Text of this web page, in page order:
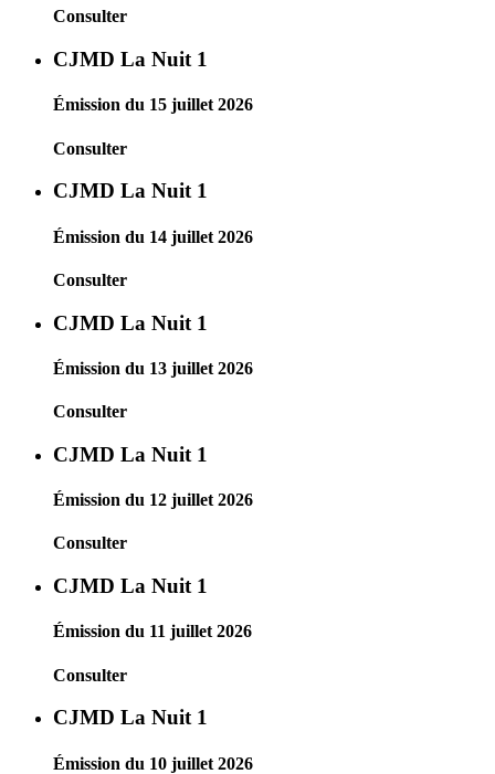
Consulter
CJMD La Nuit 1
Émission du 15 juillet 2026
Consulter
CJMD La Nuit 1
Émission du 14 juillet 2026
Consulter
CJMD La Nuit 1
Émission du 13 juillet 2026
Consulter
CJMD La Nuit 1
Émission du 12 juillet 2026
Consulter
CJMD La Nuit 1
Émission du 11 juillet 2026
Consulter
CJMD La Nuit 1
Émission du 10 juillet 2026